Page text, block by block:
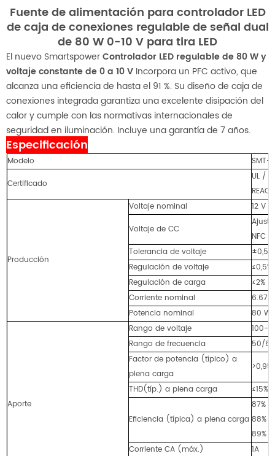
Fuente de alimentación para controlador LED
de caja de conexiones regulable de señal dual
de 80 W 0-10 V para tira LED
El nuevo SmartspowerControlador LED regulable de 80 W y
voltaje constante de 0 a 10 V Incorpora un PFC activo, que
alcanza una eficiencia de hasta el 91 %. Su diseño de caja de
conexiones integrada garantiza una excelente disipación del
calor y cumple con las normativas internacionales de
seguridad en iluminación. Incluye una garantía de 7 años.
Especificación
Modelo
SMT-
Certificado
UL /
REACH
Producción
Voltaje nominal
12 V
Voltaje de CC
NFC
Tolerancia de voltaje
±0,5 V
Regulación de voltaje
≤0,5%
Regulación de carga
≤2%
Corriente nominal
6.67A
Potencia nominal
80 W
Aporte
Rango de voltaje
100-
Rango de frecuencia
50/
Factor de potencia (típico) a
plena carga
>0,95
THD(típ.) a plena carga
≤15%
Eficiencia (típica) a plena carga
87%
88%
89%
Corriente CA (máx.)
1A